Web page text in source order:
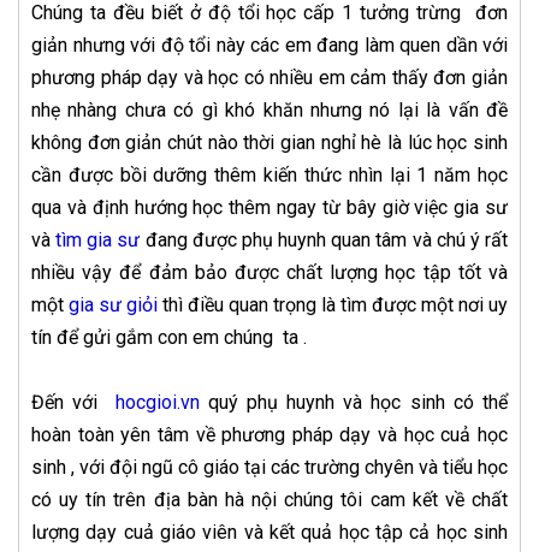
Chúng ta đều biết ở độ tổi học cấp 1 tưởng trừng đơn
giản nhưng với độ tổi này các em đang làm quen dần với
phương pháp dạy và học có nhiều em cảm thấy đơn giản
nhẹ nhàng chưa có gì khó khăn nhưng nó lại là vấn đề
không đơn giản chút nào thời gian nghỉ hè là lúc học sinh
cần được bồi dưỡng thêm kiến thức nhìn lại 1 năm học
qua và định hướng học thêm ngay từ bây giờ việc gia sư
vàtìm gia sư đang được phụ huynh quan tâm và chú ý rất
nhiều vậy để đảm bảo được chất lượng học tập tốt và
một gia sư giỏi thì điều quan trọng là tìm được một nơi uy
tín để gửi gắm con em chúng ta .
Đến với hocgioi.vnquý phụ huynh và học sinh có thể
hoàn toàn yên tâm về phương pháp dạy và học cuả học
sinh , với đội ngũ cô giáo tại các trường chyên và tiểu học
có uy tín trên địa bàn hà nội chúng tôi cam kết về chất
lượng dạy cuả giáo viên và kết quả học tập cả học sinh